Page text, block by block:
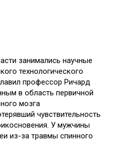
занимались научные
технологического
профессор Ричард
в область первичной
мозга
чувствительность
У мужчины
из-за травмы спинного